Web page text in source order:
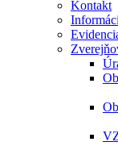
Kontakt